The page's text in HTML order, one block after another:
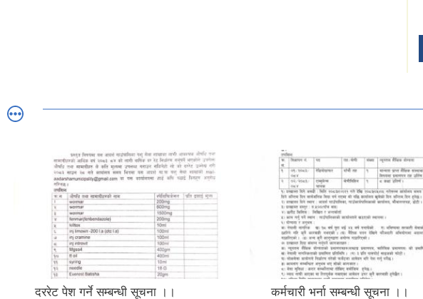
दररेट पेश गर्ने सम्बन्धी सूचना ।। कर्मचारी भर्ना सम्बन्धी सूचना ।।